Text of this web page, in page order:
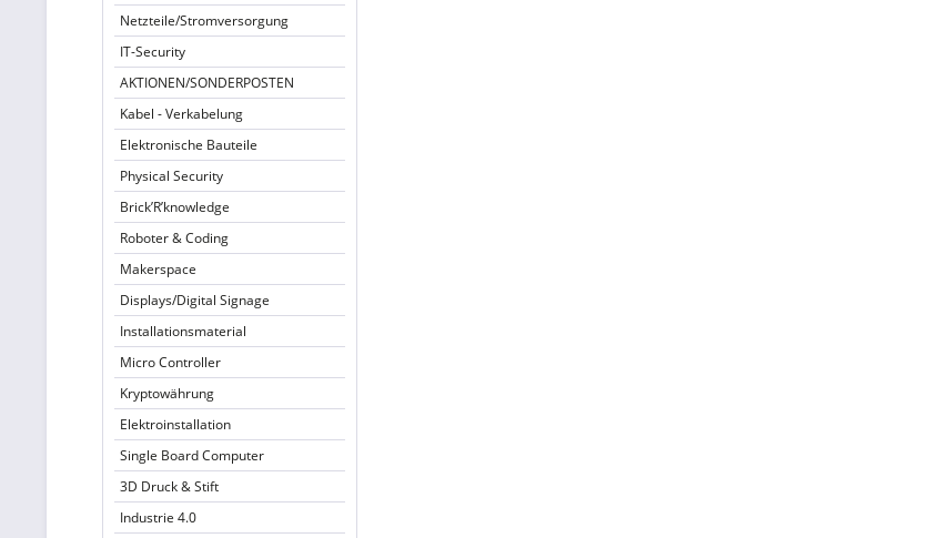
Netzteile/Stromversorgung
IT-Security
AKTIONEN/SONDERPOSTEN
Kabel - Verkabelung
Elektronische Bauteile
Physical Security
Brick’R’knowledge
Roboter & Coding
Makerspace
Displays/Digital Signage
Installationsmaterial
Micro Controller
Kryptowährung
Elektroinstallation
Single Board Computer
3D Druck & Stift
Industrie 4.0